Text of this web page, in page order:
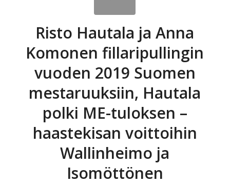
Risto Hautala ja Anna
Komonen fillaripullingin
vuoden 2019 Suomen
mestaruuksiin, Hautala
polki ME-tuloksen –
haastekisan voittoihin
Wallinheimo ja
Isomöttönen